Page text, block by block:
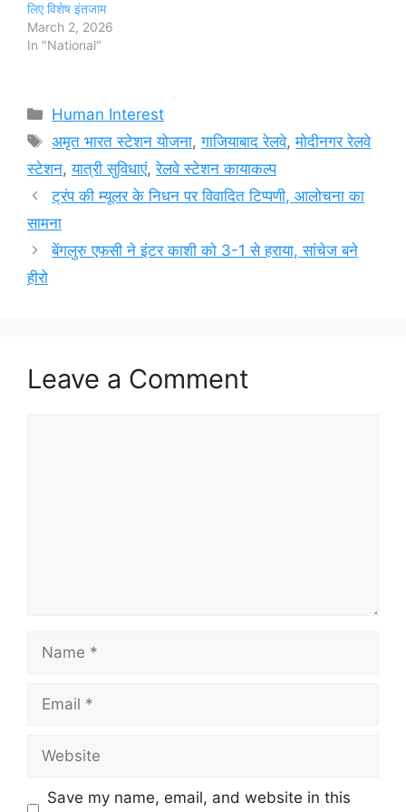
लिए विशेष इंतजाम
March 2, 2026
In "National"
Categories
Human Interest
Tags
अमृत भारत स्टेशन योजना,गाजियाबाद रेलवे,मोदीनगर रेलवे
स्टेशन,यात्री सुविधाएं,रेलवे स्टेशन कायाकल्प
ट्रंप की म्यूलर के निधन पर विवादित टिप्पणी, आलोचना का
सामना
बेंगलुरु एफसी ने इंटर काशी को 3-1 से हराया, सांचेज बने
हीरो
Leave a Comment
Name
Email
Website
Save my name, email, and website in this